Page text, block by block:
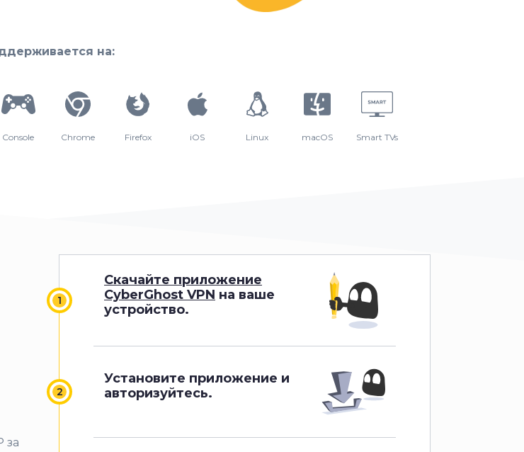
на:
Console Chrome Firefox iOS Linux macOS Smart TVs
за
Скачайте приложение
CyberGhost VPN на ваше
устройство.
Установите приложение и
авторизуйтесь.